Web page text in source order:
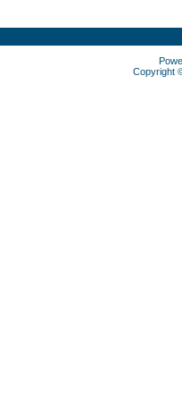
Copyright